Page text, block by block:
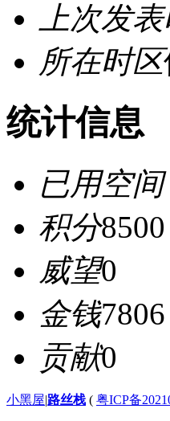
上次发
所在时区
统计信息
已用空间
积分8500
威望0
金钱7806
贡献0
小黑屋|路丝栈 ( 粤ICP备